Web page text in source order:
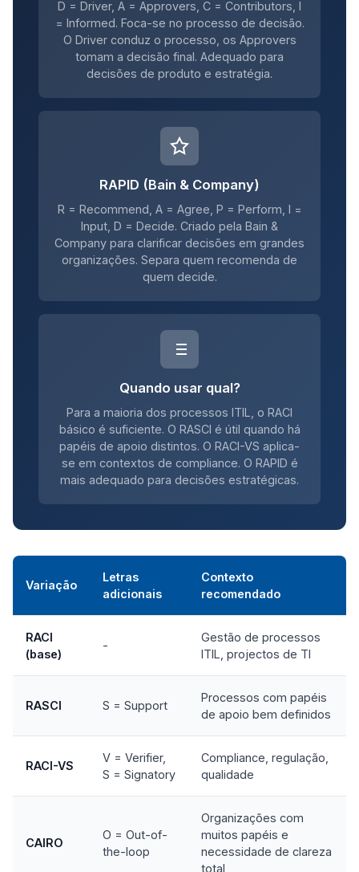
D = Driver, A = Approvers, C = Contributors, I
= Informed. Foca-se no processo de decisão.
O Driver conduz o processo, os Approvers
tomam a decisão final. Adequado para
decisões de produto e estratégia.
RAPID (Bain & Company)
R = Recommend, A = Agree, P = Perform, I =
Input, D = Decide. Criado pela Bain &
Company para clarificar decisões em grandes
organizações. Separa quem recomenda de
quem decide.
Quando usar qual?
Para a maioria dos processos ITIL, o RACI
básico é suficiente. O RASCI é útil quando há
papéis de apoio distintos. O RACI-VS aplica-
se em contextos de compliance. O RAPID é
mais adequado para decisões estratégicas.
Variação
Letras
adicionais
Contexto
recomendado
RACI
(base)
-
Gestão de processos
ITIL, projectos de TI
RASCI S = Support
Processos com papéis
de apoio bem definidos
RACI-VS
V = Verifier,
S = Signatory
Compliance, regulação,
qualidade
CAIRO
O = Out-of-
the-loop
Organizações com
muitos papéis e
necessidade de clareza
total